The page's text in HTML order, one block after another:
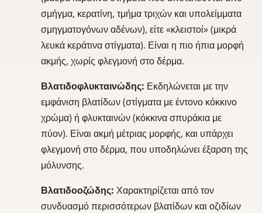
σμήγμα, κερατίνη, τμήμα τριχών και υπολείμματα
σμηγματογόνων αδένων), είτε «κλειστοί» (μικρά
λευκά κεράτινα στίγματα). Είναι η πιο ήπια μορφή
ακμής, χωρίς φλεγμονή στο δέρμα.
Βλατιδοφλυκταινώδης: Εκδηλώνεται με την
εμφάνιση βλατίδων (στίγματα με έντονο κόκκινο
χρώμα) ή φλυκταινών (κόκκινα σπυράκια με
πύον). Είναι ακμή μέτριας μορφής, και υπάρχει
φλεγμονή στο δέρμα, που υποδηλώνει έξαρση της
μόλυνσης.
Βλατιδοοζώδης: Χαρακτηρίζεται από τον
συνδυασμό περισσότερων βλατίδων και οζιδίων